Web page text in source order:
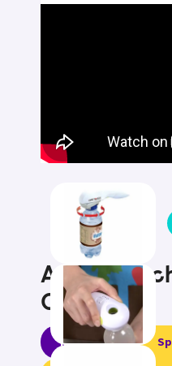
One Touch
Informatie